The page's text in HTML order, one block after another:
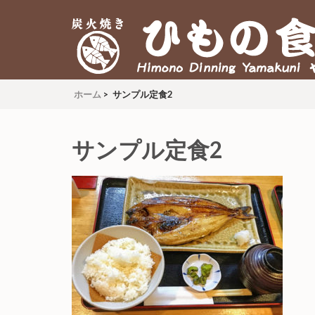
炭火焼 ひもの食堂 ヤマク
ホーム > サンプル定食2
サンプル定食2